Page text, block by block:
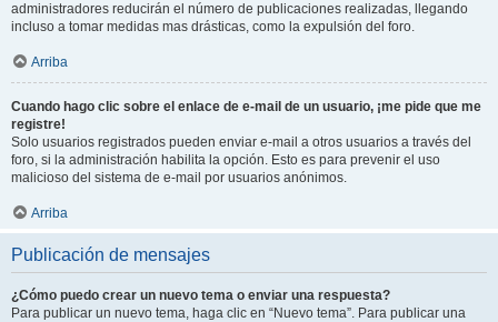
administradores reducirán el número de publicaciones realizadas, llegando
incluso a tomar medidas mas drásticas, como la expulsión del foro.
Arriba
Cuando hago clic sobre el enlace de e-mail de un usuario, ¡me pide que me
registre!
Solo usuarios registrados pueden enviar e-mail a otros usuarios a través del
foro, si la administración habilita la opción. Esto es para prevenir el uso
malicioso del sistema de e-mail por usuarios anónimos.
Arriba
Publicación de mensajes
¿Cómo puedo crear un nuevo tema o enviar una respuesta?
Para publicar un nuevo tema, haga clic en “Nuevo tema”. Para publicar una